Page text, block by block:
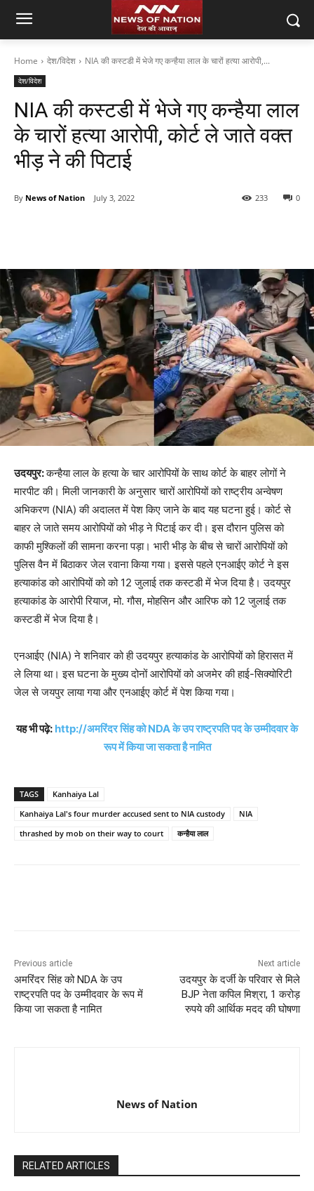
Home देश/विदेश NIA की कस्टडी में भेजे गए कन्हैया लाल के चारों हत्या आरोपी,...
देश/विदेश
NIA की कस्टडी में भेजे गए कन्हैया लाल
के चारों हत्या आरोपी, कोर्ट ले जाते वक्त
भीड़ ने की पिटाई
By News of Nation July 3, 2022 0
233
उदयपुर:कन्हैया लाल के हत्या के चार आरोपियों के साथ कोर्ट के बाहर लोगों ने
मारपीट की। मिली जानकारी के अनुसार चारों आरोपियों को राष्ट्रीय अन्वेषण
अभिकरण (NIA) की अदालत में पेश किए जाने के बाद यह घटना हुई। कोर्ट से
बाहर ले जाते समय आरोपियों को भीड़ ने पिटाई कर दी। इस दौरान पुलिस को
काफी मुश्किलों की सामना करना पड़ा। भारी भीड़ के बीच से चारों आरोपियों को
पुलिस वैन में बिठाकर जेल रवाना किया गया। इससे पहले एनआईए कोर्ट ने इस
हत्याकांड को आरोपियों को को 12 जुलाई तक कस्टडी में भेज दिया है। उदयपुर
हत्याकांड के आरोपी रियाज, मो. गौस, मोहसिन और आरिफ को 12 जुलाई तक
कस्टडी में भेज दिया है।
एनआईए (NIA) ने शनिवार को ही उदयपुर हत्याकांड के आरोपियों को हिरासत में
ले लिया था। इस घटना के मुख्य दोनों आरोपियों को अजमेर की हाई-सिक्योरिटी
जेल से जयपुर लाया गया और एनआईए कोर्ट में पेश किया गया।
यह भी पढ़े: http://अमरिंदर सिंह को NDA के उप राष्ट्रपति पद के उम्मीदवार के
रूप में किया जा सकता है नामित
TAGS
Kanhaiya Lal
Kanhaiya Lal's four murder accused sent to NIA custody
NIA
thrashed by mob on their way to court
कन्हैया लाल
Previous article
अमरिंदर सिंह को NDA के उप
राष्ट्रपति पद के उम्मीदवार के रूप में
किया जा सकता है नामित
Next article
उदयपुर के दर्जी के परिवार से मिले
BJP नेता कपिल मिश्रा, 1 करोड़
रुपये की आर्थिक मदद की घोषणा
News of Nation
RELATED ARTICLES